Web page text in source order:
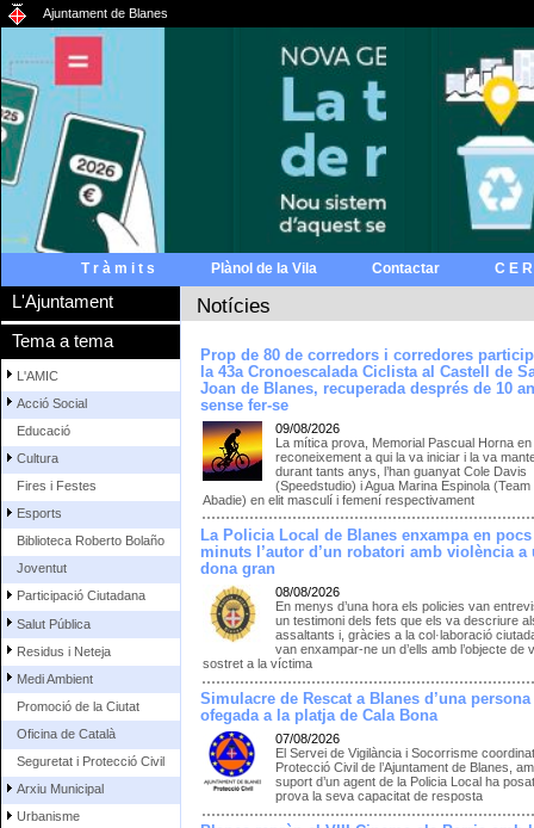
Ajuntament de Blanes
T r à m i t s Plànol de la Vila Contactar C E
L'Ajuntament
Tema a tema
L'AMIC
Acció Social
Educació
Cultura
Fires i Festes
Esports
Biblioteca Roberto Bolaño
Joventut
Participació Ciutadana
Salut Pública
Residus i Neteja
Medi Ambient
Promoció de la Ciutat
Oficina de Català
Seguretat i Protecció Civil
Arxiu Municipal
Urbanisme
Notícies
Prop de 80 de corredors i corredores
la 43a Cronoescalada Ciclista al Castell de
Joan de Blanes, recuperada després de 10
sense fer-se
09/08/2026
La mítica prova, Memorial Pascual Horna en
reconeixement a qui la va iniciar i la va
durant tants anys, l’han guanyat Cole Davis
(Speedstudio) i Agua Marina Espinola (Team
Abadie) en elit masculí i femení respectivament
La Policia Local de Blanes enxampa en pocs
minuts l’autor d’un robatori amb violència a
dona gran
08/08/2026
En menys d’una hora els policies van
un testimoni dels fets que els va descriure
assaltants i, gràcies a la col·laboració
van enxampar-ne un d’ells amb l’objecte de
sostret a la víctima
Simulacre de Rescat a Blanes d’una persona
ofegada a la platja de Cala Bona
07/08/2026
El Servei de Vigilància i Socorrisme
Protecció Civil de l’Ajuntament de Blanes,
suport d’un agent de la Policia Local ha
prova la seva capacitat de resposta